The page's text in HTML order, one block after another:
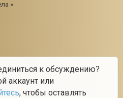
»
к обсуждению?
аккаунт или
, чтобы оставлять